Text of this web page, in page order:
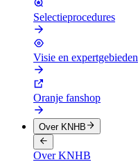
Selectieprocedures
Visie en expertgebieden
Oranje fanshop
Over KNHB
Over KNHB